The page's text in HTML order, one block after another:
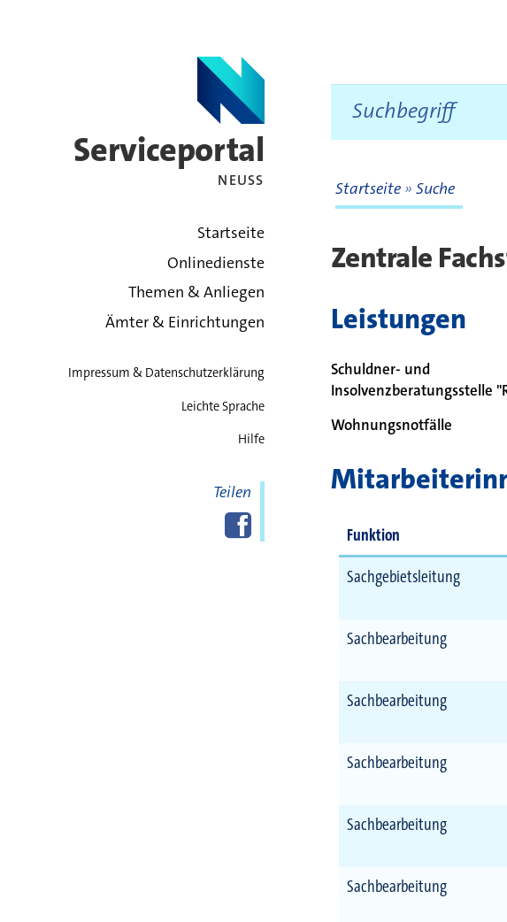
Serviceportal
NEUSS
zurück zur Startseite
Startseite
Onlinedienste
Themen & Anliegen
Ämter & Einrichtungen
Impressum & Datenschutzerklärung
Leichte Sprache
Hilfe
Teilen
Diese Seite bei
Facebook
teilen
Startseite Suche
Zentrale
Leistungen
Schuldner- und
Insolvenzberatungsstelle
Wohnungsnotfälle
Funktion
Sachgebietsleitung
Sachbearbeitung
Sachbearbeitung
Sachbearbeitung
Sachbearbeitung
Sachbearbeitung